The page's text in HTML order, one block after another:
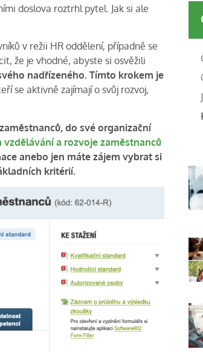
doslova roztrhl pytel. Jak si ale
v režii HR oddělení, případně se
že je vhodné, abyste si osvěžili
nadřízeného. Tímto krokem je
se aktivně zajímají o svůj rozvoj,
do své organizační
a rozvoje zaměstnanců
anebo jen máte zájem vybrat si
kritérií.